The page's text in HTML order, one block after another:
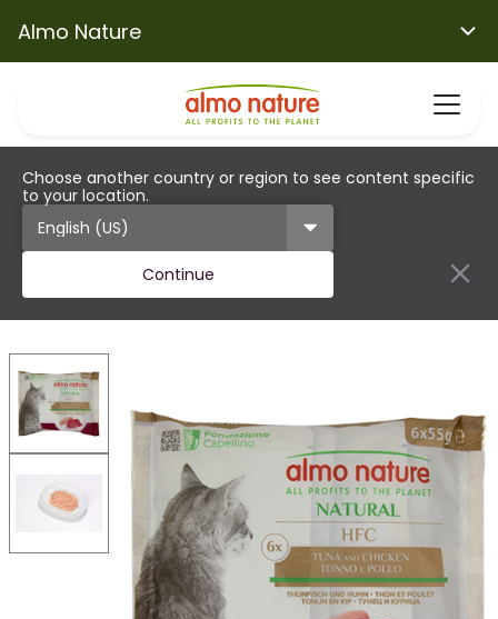
Almo Nature
Choose another country or region to see content specific
to your location.
Continue